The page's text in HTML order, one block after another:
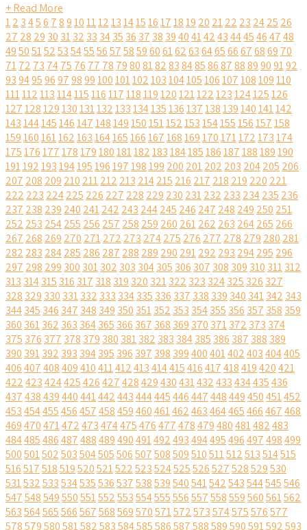
+ Read More
12 3456 78910111213141516171819 20 2122 23 2425 26
27 28 29 30 3132 33 3435 36 37 38 39404142434445464748
495051525354555657585960616263646566676869 70
7172 73 7475 76 77 78 7980818283848586878889909192
93949596979899100101102103104105106107108109110
111112113114115116117118119120121122123124125126
127128129130131132133134135136137138139140141142
143144145146147148149150151152153154155156157158
159160161162163164165166167168169170171172173174
175176177178179180181182183184185186187188189190
191192193194195196197198199 200 201202 203 204205 206
207 208 209 210 211212 213 214215 216 217 218 219 220 221
222 223 224225 226 227 228 229 230 231232 233 234235 236
237 238 239 240 241242 243 244245 246 247 248 249 250 251
252 253 254255 256 257 258 259 260 261262 263 264265 266
267 268 269 270 271272 273 274275 276 277 278 279 280 281
282 283 284285 286 287 288 289 290 291292 293 294295 296
297 298 299 300 301302 303 304305 306 307 308 309 310 311312
313 314315 316 317 318 319 320 321322 323 324325 326 327
328 329 330 331332 333 334335 336 337 338 339 340 341342 343
344345 346 347 348 349 350 351352 353 354355 356 357 358 359
360 361362 363 364365 366 367 368 369 370 371372 373 374
375 376 377 378 379 380 381382 383 384385 386 387 388 389
390 391392 393 394395 396 397 398 399400401402403404405
406407408409410411412413414415416417418419420421
422423424425426427428429430431432433434435436
437438439440441442443444445446447448449450451452
453454455456457458459460461462463464465466467468
469470471472473474475476477478479480481482483
484485486487488489490491492493494495496497498499
500501502503504505506507508509510511512513514515
516517518519520521522523524525526527528529530
531532533534535536537538539540541542543544545546
547548549550551552553554555556557558559560561562
563564565566567568569570571572573574575576577
578579580581582583584585586587588589590591592593